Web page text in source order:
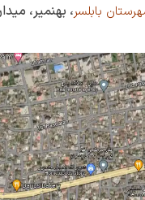
بابلسر، بهنمیر،